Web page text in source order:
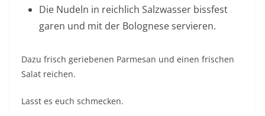
Die Nudeln in reichlich Salzwasser bissfest
garen und mit der Bolognese servieren.
Dazu frisch geriebenen Parmesan und einen frischen
Salat reichen.
Lasst es euch schmecken.